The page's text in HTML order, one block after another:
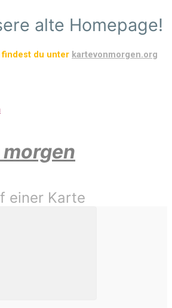
alte Homepage!
findest du unter kartevonmorgen.org
einer Karte